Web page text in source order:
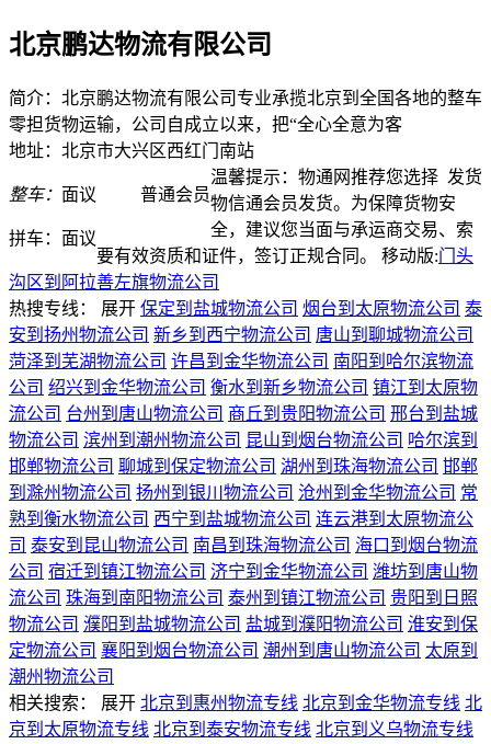
北京鹏达物流有限公司
简介：北京鹏达物流有限公司专业承揽北京到全国各地的整车
零担货物运输，公司自成立以来，把“全心全意为客
地址：北京市大兴区西红门南站
整车： 面议
拼车： 面议
普通会员
发货
温馨提示：物通网推荐您选择
物信通会员发货。为保障货物安
全，建议您当面与承运商交易、索
要有效资质和证件，签订正规合同。 移动版:门头
沟区到阿拉善左旗物流公司
热搜专线： 展开 保定到盐城物流公司 烟台到太原物流公司 泰
安到扬州物流公司 新乡到西宁物流公司 唐山到聊城物流公司
菏泽到芜湖物流公司 许昌到金华物流公司 南阳到哈尔滨物流
公司 绍兴到金华物流公司 衡水到新乡物流公司 镇江到太原物
流公司 台州到唐山物流公司 商丘到贵阳物流公司 邢台到盐城
物流公司 滨州到潮州物流公司 昆山到烟台物流公司 哈尔滨到
邯郸物流公司 聊城到保定物流公司 湖州到珠海物流公司 邯郸
到滁州物流公司 扬州到银川物流公司 沧州到金华物流公司 常
熟到衡水物流公司 西宁到盐城物流公司 连云港到太原物流公
司 泰安到昆山物流公司 南昌到珠海物流公司 海口到烟台物流
公司 宿迁到镇江物流公司 济宁到金华物流公司 潍坊到唐山物
流公司 珠海到南阳物流公司 泰州到镇江物流公司 贵阳到日照
物流公司 濮阳到盐城物流公司 盐城到濮阳物流公司 淮安到保
定物流公司 襄阳到烟台物流公司 潮州到唐山物流公司 太原到
潮州物流公司
相关搜索： 展开 北京到惠州物流专线 北京到金华物流专线 北
京到太原物流专线 北京到泰安物流专线 北京到义乌物流专线